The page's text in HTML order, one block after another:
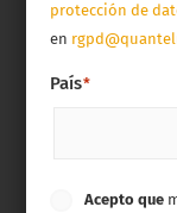
protección de
en
País*
Cumplimiento
Acepto que